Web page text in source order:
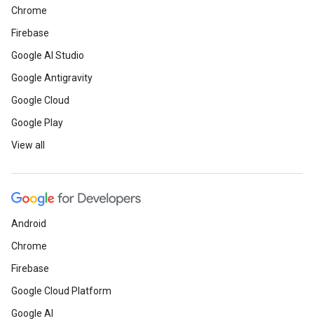
Chrome
Firebase
Google AI Studio
Google Antigravity
Google Cloud
Google Play
View all
Android
Chrome
Firebase
Google Cloud Platform
Google AI